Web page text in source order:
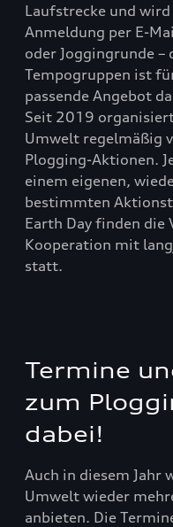
Laufstrecke und
Anmeldung per E-
oder Joggingrunde –
Tempogruppen ist
passende Angebot
Seit 2019
Umwelt regelmäßig
Plogging-Aktionen.
einem eigenen,
bestimmten
Earth Day finden die
Kooperation mit
statt.
Termine
zum
dabei!
Auch in diesem
Umwelt wieder
anbieten. Die